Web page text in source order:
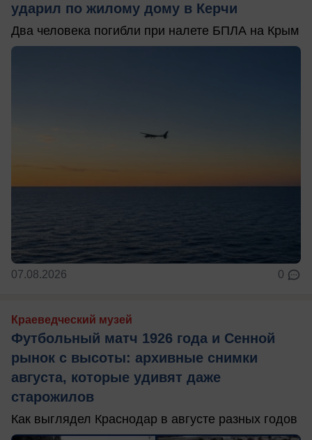
ударил по жилому дому в Керчи
Два человека погибли при налете БПЛА на Крым
07.08.2026 0
Краеведческий музей
Футбольный матч 1926 года и Сенной
рынок с высоты: архивные снимки
августа, которые удивят даже
старожилов
Как выглядел Краснодар в августе разных годов